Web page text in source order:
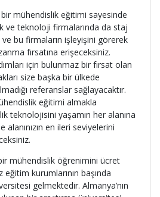
bir mühendislik eğitimi sayesinde
ve teknoloji firmalarında da staj
bu firmaların işleyişini görerek
fırsatına erişeceksiniz.
için bulunmaz bir fırsat olan
size başka bir ülkede
referanslar sağlayacaktır.
eğitimi almakla
teknolojisini yaşamın her alanına
en ileri seviyelerini
mühendislik öğrenimini ücret
kurumlarının başında
gelmektedir. Almanya’nın